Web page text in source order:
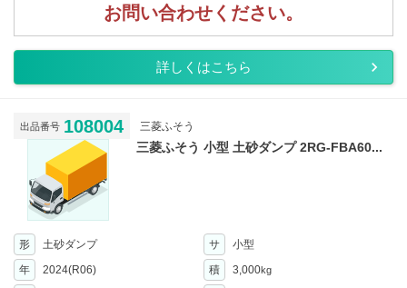
お問い合わせください。
詳しくはこちら
出品番号 108004 三菱ふそう
三菱ふそう 小型 土砂ダンプ 2RG-FBA60...
形 土砂ダンプ サ
小型
年
2024(R06) 積 3,000kg